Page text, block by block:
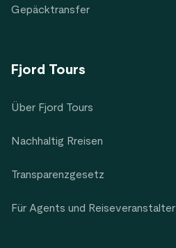
Gepäcktransfer
Fjord Tours
Über Fjord Tours
Nachhaltig Rreisen
Transparenzgesetz
Für Agents und Reiseveranstalter